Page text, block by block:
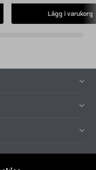
Lägg i varukorg